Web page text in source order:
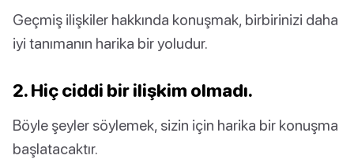
Geçmiş ilişkiler hakkında konuşmak, birbirinizi daha
iyi tanımanın harika bir yoludur.
2. Hiç ciddi bir ilişkim olmadı.
Böyle şeyler söylemek, sizin için harika bir konuşma
başlatacaktır.